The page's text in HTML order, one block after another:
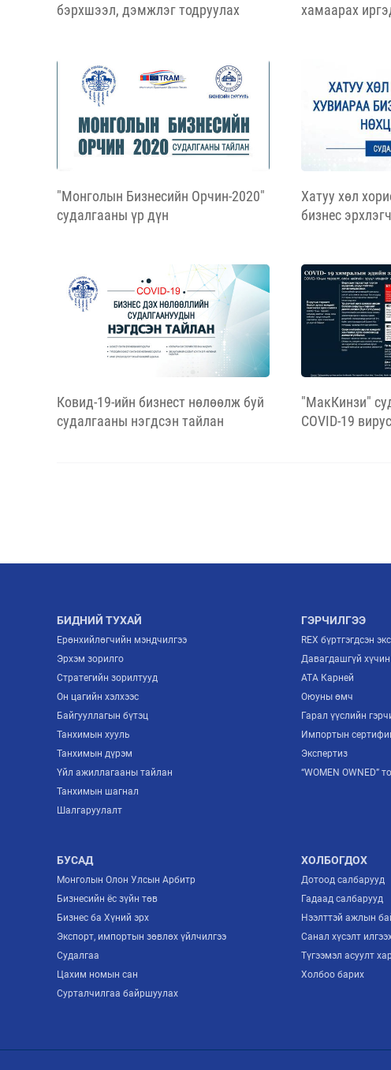
бэрхшээл, дэмжлэг тодруулах
хамаарах
"Монголын Бизнесийн Орчин-2020"
судалгааны үр дүн
Хатуу хөл
бизнес
Ковид-19-ийн бизнест нөлөөлж буй
судалгааны нэгдсэн тайлан
"МакКинзи"
COVID-19
БИДНИЙ ТУХАЙ
Ерөнхийлөгчийн мэндчилгээ
Эрхэм зорилго
Стратегийн зорилтууд
Он цагийн хэлхээс
Байгууллагын бүтэц
Танхимын хууль
Танхимын дүрэм
Үйл ажиллагааны тайлан
Танхимын шагнал
Шалгаруулалт
ГЭРЧИЛГЭЭ
REX бүртгэгдсэн
Давагдашгүй
ATA Карней
Оюуны өмч
Гарал үүслийн
Импортын
Экспертиз
“WOMEN OWNED”
БУСАД
Монголын Олон Улсын Арбитр
Бизнесийн ёс зүйн төв
Бизнес ба Хүний эрх
Экспорт, импортын зөвлөх үйлчилгээ
Судалгаа
Цахим номын сан
Сурталчилгаа байршуулах
ХОЛБОГДОХ
Дотоод салбарууд
Гадаад салбарууд
Нээлттэй ажлын
Санал хүсэлт
Түгээмэл асуулт
Холбоо барих